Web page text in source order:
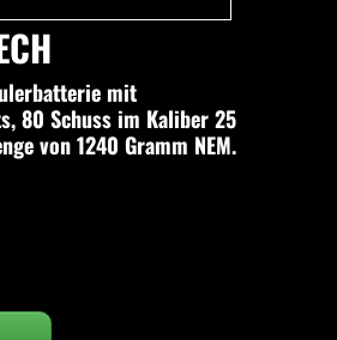
mit
80 Schuss im Kaliber 25
von 1240 Gramm NEM.